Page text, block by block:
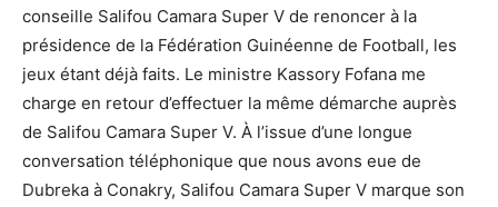
conseille Salifou Camara Super V de renoncer à la
présidence de la Fédération Guinéenne de Football, les
jeux étant déjà faits. Le ministre Kassory Fofana me
charge en retour d’effectuer la même démarche auprès
de Salifou Camara Super V. À l’issue d’une longue
conversation téléphonique que nous avons eue de
Dubreka à Conakry, Salifou Camara Super V marque son